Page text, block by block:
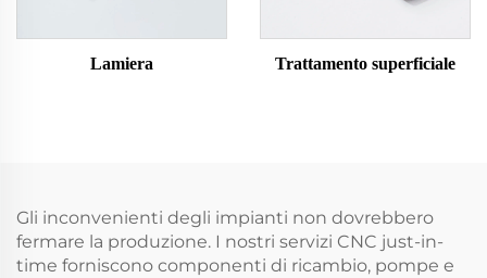
Lamiera Trattamento superficiale
Gli inconvenienti degli impianti non dovrebbero
fermare la produzione. I nostri servizi CNC just-in-
time forniscono componenti di ricambio, pompe e